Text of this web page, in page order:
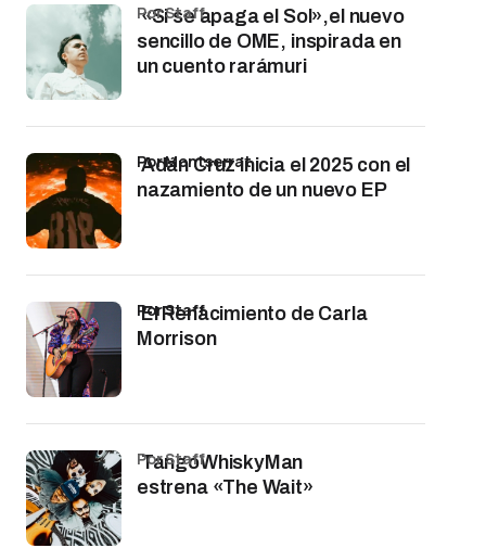
«Si se apaga el Sol»,el nuevo
sencillo de OME, inspirada en
un cuento rarámuri
por Staff
Adán Cruz inicia el 2025 con el
nazamiento de un nuevo EP
por Montserrat
El Renacimiento de Carla
Morrison
por Staff
TangoWhiskyMan
estrena «The Wait»
por Staff